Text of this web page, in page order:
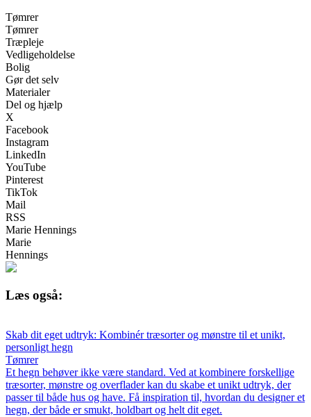
Tømrer
Tømrer
Træpleje
Vedligeholdelse
Bolig
Gør det selv
Materialer
Del og hjælp
X
Facebook
Instagram
LinkedIn
YouTube
Pinterest
TikTok
Mail
RSS
Marie Hennings
Marie
Hennings
Læs også:
Skab dit eget udtryk: Kombinér træsorter og mønstre til et unikt,
personligt hegn
Tømrer
Et hegn behøver ikke være standard. Ved at kombinere forskellige
træsorter, mønstre og overflader kan du skabe et unikt udtryk, der
passer til både hus og have. Få inspiration til, hvordan du designer et
hegn, der både er smukt, holdbart og helt dit eget.